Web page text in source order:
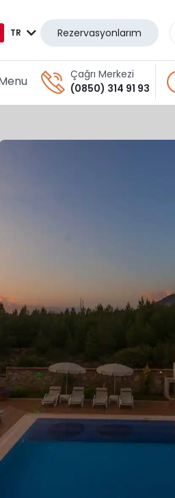
TR Rezervasyonlarım
Çağrı Merkezi
(0850) 314 91 93